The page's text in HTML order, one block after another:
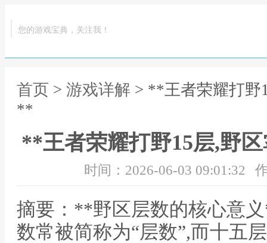
您的游戏宝典，关注我！
首页 > 游戏详解 > **王者荣耀打野
**
**王者荣耀打野15层,野
时间：2026-06-03 09:01:32
摘要：**野区层数的核心意
数常被简称为“层数”,而十五